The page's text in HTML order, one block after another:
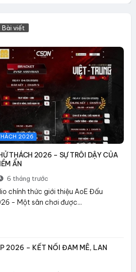
Bài viết
2026
THÁCH 2026 – SỰ TRỖI DẬY CỦA
ẨN
6 tháng trước
chính thức giới thiệu AoE Đấu
- Một sân chơi được...
2026 – KẾT NỐI ĐAM MÊ, LAN